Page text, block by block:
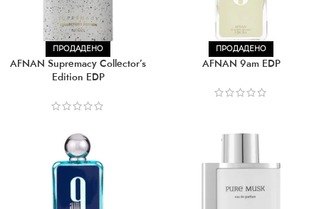
ПРОДАДЕНО
AFNAN Supremacy Collector’s
Edition EDP
ПРОДАДЕНО
AFNAN 9am EDP